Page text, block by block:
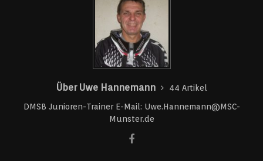
Über Uwe Hannemann
44 Artikel
DMSB Junioren-Trainer E-Mail: Uwe.Hannemann@MSC-
Munster.de